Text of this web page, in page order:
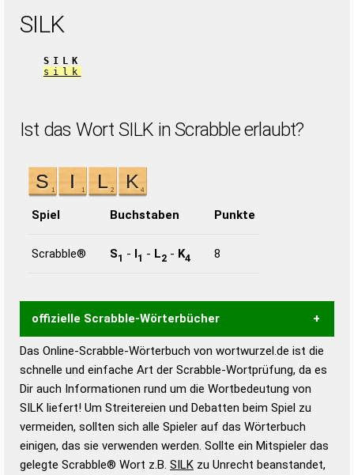
SILK
SILK
silk
Ist das Wort SILK in Scrabble erlaubt?
Spiel Buchstaben Punkte
Scrabble® S1 - I1 - L2 - K4 8
offizielle Scrabble-Wörterbücher
Wortwurzel liefert mit Hilfe eines semantischen
Wortanalyse-Algorithmus gute Anhaltspunkte zu
Wortbedeutung, Worttrennung und Wortform, um die
Gültigkeit eines Wortes für das Scrabble-Spiel zu
bestimmen!
zugelassene Turnier Scrabble-
Wörterbücher sind:
Das Online-Scrabble-Wörterbuch von wortwurzel.de ist die
schnelle und einfache Art der Scrabble-Wortprüfung, da es
Dir auch Informationen rund um die Wortbedeutung von
SILK liefert! Um Streitereien und Debatten beim Spiel zu
vermeiden, sollten sich alle Spieler auf das Wörterbuch
einigen, das sie verwenden werden. Sollte ein Mitspieler das
gelegte Scrabble® Wort z.B. SILK zu Unrecht beanstandet,